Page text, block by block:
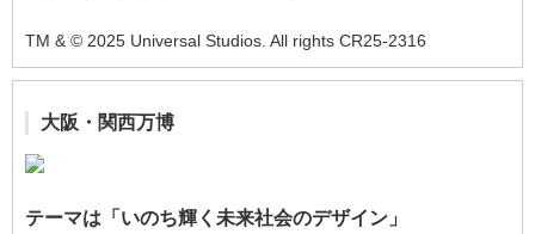
TM & © 2025 Universal Studios. All rights CR25-2316
大阪・関西万博
テーマは「いのち輝く未来社会のデザイン」